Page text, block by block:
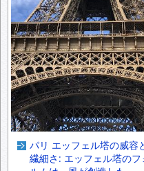
パリ エッフェル塔の威容
繊細さ: エッフェル塔のフ